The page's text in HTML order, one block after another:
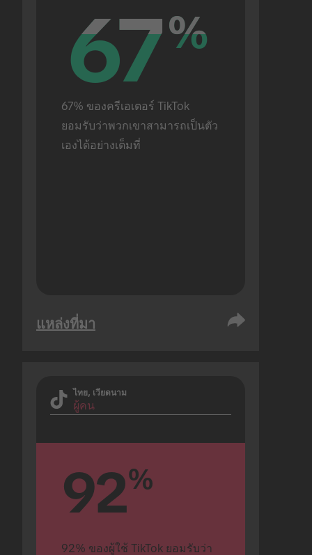
67%
67%
67% ของครีเอเตอร์ TikTok
ยอมรับว่าพวกเขาสามารถเป็นตัว
เองได้อย่างเต็มที่
แหล่งที่มา
ไทย, เวียดนาม
ผู้คน
92%
92% ของผู้ใช้ TikTok ยอมรับว่า